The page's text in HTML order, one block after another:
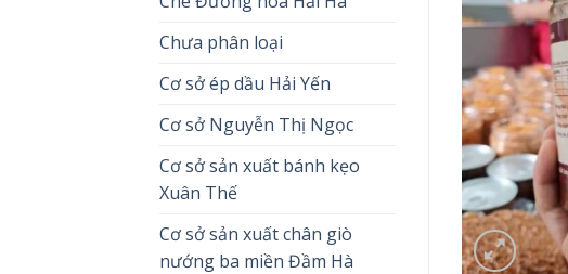
Chưa phân loại
Cơ sở ép dầu Hải Yến
Cơ sở Nguyễn Thị Ngọc
Cơ sở sản xuất bánh kẹo
Xuân Thế
Cơ sở sản xuất chân giò
nướng ba miền Đầm Hà